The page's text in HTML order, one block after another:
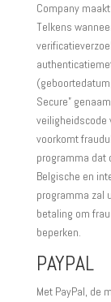
Company
Telkens
Secure”
veiligheidscode
voorkomt
programma dat
Belgische en
programma zal
betaling om
beperken.
PAYPAL
Met PayPal, de